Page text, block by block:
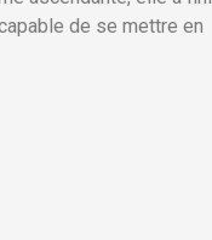
de se mettre en